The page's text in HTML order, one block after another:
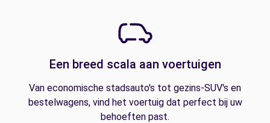
Een breed scala aan voertuigen
Van economische stadsauto's tot gezins-SUV's en
bestelwagens, vind het voertuig dat perfect bij uw
behoeften past.